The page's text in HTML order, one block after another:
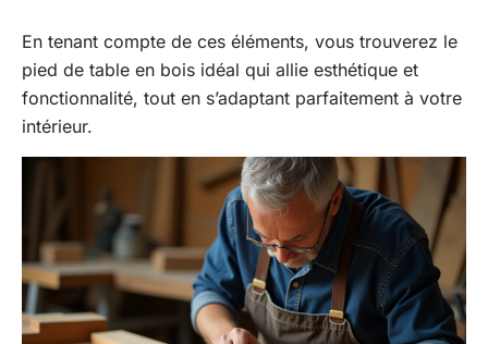
En tenant compte de ces éléments, vous trouverez le
pied de table en bois idéal qui allie esthétique et
fonctionnalité, tout en s’adaptant parfaitement à votre
intérieur.